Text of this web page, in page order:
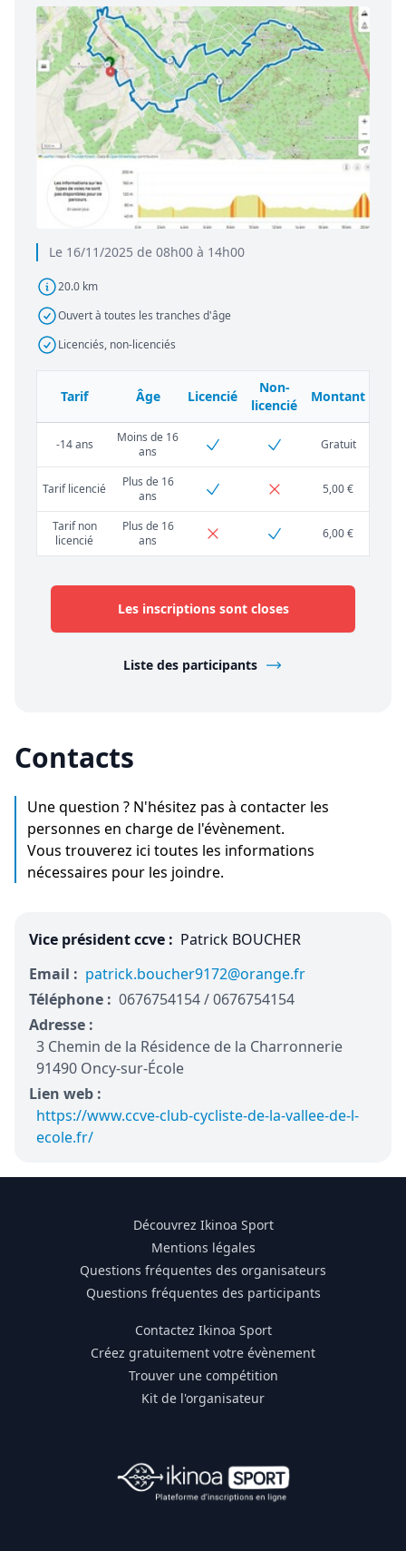
Le 16/11/2025 de 08h00 à 14h00
20.0 km
Ouvert à toutes les tranches d'âge
Licenciés, non-licenciés
Tarif Âge Licencié
Non-
licencié
Montant
-14 ans
Moins de 16
ans
Gratuit
Tarif licencié
Plus de 16
ans
5,00 €
Tarif non
licencié
Plus de 16
ans
6,00 €
Les inscriptions sont closes
Liste des participants
Contacts
Une question ? N'hésitez pas à contacter les
personnes en charge de l'évènement.
Vous trouverez ici toutes les informations
nécessaires pour les joindre.
Vice président ccve : Patrick BOUCHER
Email : patrick.boucher9172@orange.fr
Téléphone : 0676754154 / 0676754154
Adresse :
3 Chemin de la Résidence de la Charronnerie
91490 Oncy-sur-École
Lien web :
https://www.ccve-club-cycliste-de-la-vallee-de-l-
ecole.fr/
Découvrez Ikinoa Sport
Mentions légales
Questions fréquentes des organisateurs
Questions fréquentes des participants
Contactez Ikinoa Sport
Créez gratuitement votre évènement
Trouver une compétition
Kit de l'organisateur